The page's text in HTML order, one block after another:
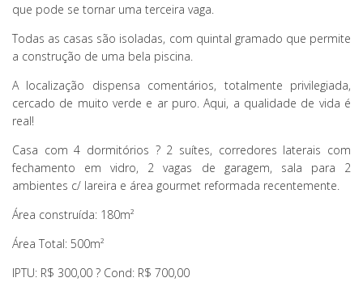
que pode se tornar uma terceira vaga.
Todas as casas são isoladas, com quintal gramado que permite
a construção de uma bela piscina.
A localização dispensa comentários, totalmente privilegiada,
cercado de muito verde e ar puro. Aqui, a qualidade de vida é
real!
Casa com 4 dormitórios ? 2 suítes, corredores laterais com
fechamento em vidro, 2 vagas de garagem, sala para 2
ambientes c/ lareira e área gourmet reformada recentemente.
Área construída: 180m²
Área Total: 500m²
IPTU: R$ 300,00 ? Cond: R$ 700,00